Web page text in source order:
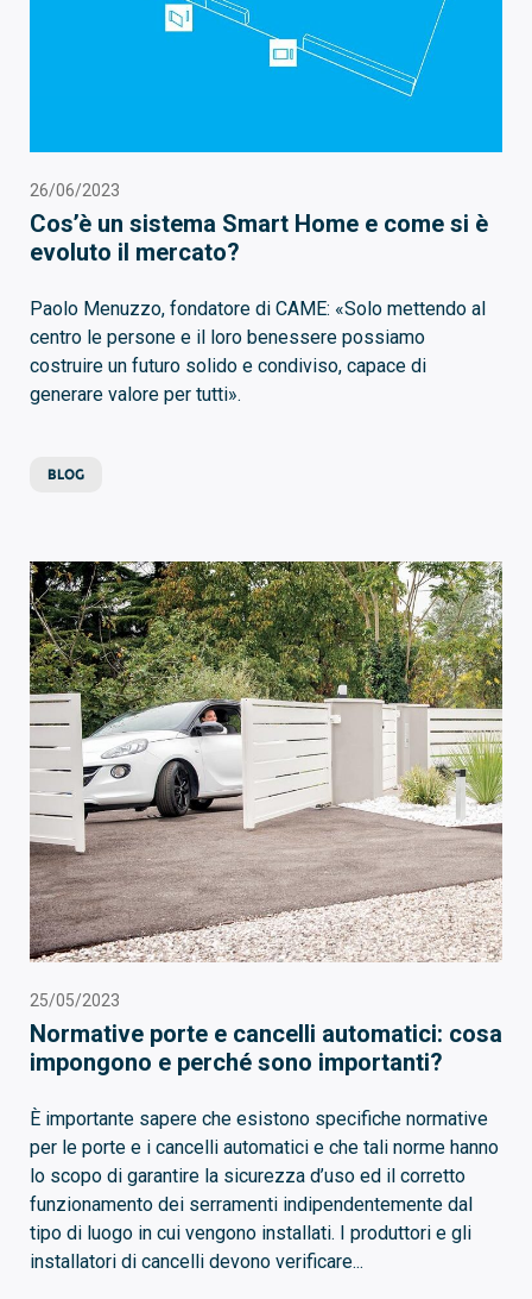
26/06/2023
Cos’è un sistema Smart Home e come si è
evoluto il mercato?
Paolo Menuzzo, fondatore di CAME: «Solo mettendo al
centro le persone e il loro benessere possiamo
costruire un futuro solido e condiviso, capace di
generare valore per tutti».
BLOG
25/05/2023
Normative porte e cancelli automatici: cosa
impongono e perché sono importanti?
È importante sapere che esistono specifiche normative
per le porte e i cancelli automatici e che tali norme hanno
lo scopo di garantire la sicurezza d’uso ed il corretto
funzionamento dei serramenti indipendentemente dal
tipo di luogo in cui vengono installati. I produttori e gli
installatori di cancelli devono verificare...